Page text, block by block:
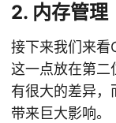
2. 内存管理
接下来我们来看
这一点放在第二
有很大的差异，
带来巨大影响。